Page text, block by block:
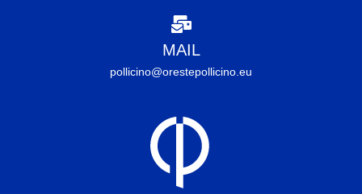
MAIL
pollicino@orestepollicino.eu